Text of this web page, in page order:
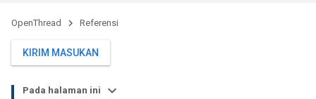
OpenThread Referensi
KIRIM MASUKAN
Pada halaman ini